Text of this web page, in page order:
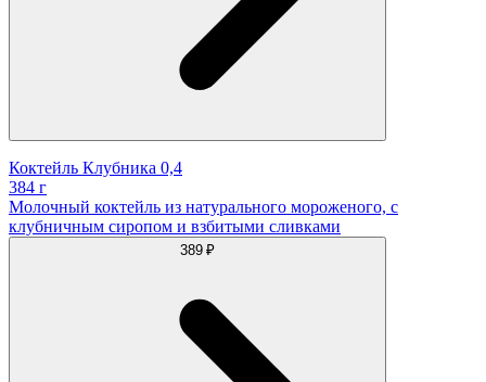
Коктейль Клубника 0,4
384 г
Молочный коктейль из натурального мороженого, с
клубничным сиропом и взбитыми сливками
389 ₽